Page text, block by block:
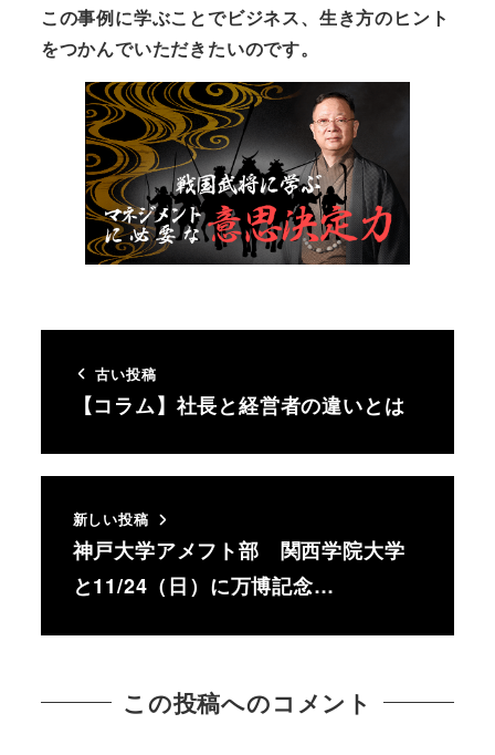
この事例に学ぶことでビジネス、生き方のヒント
をつかんでいただきたいのです。
古い投稿
【コラム】社長と経営者の違いとは
新しい投稿
神戸大学アメフト部 関西学院大学
と11/24（日）に万博記念…
この投稿へのコメント